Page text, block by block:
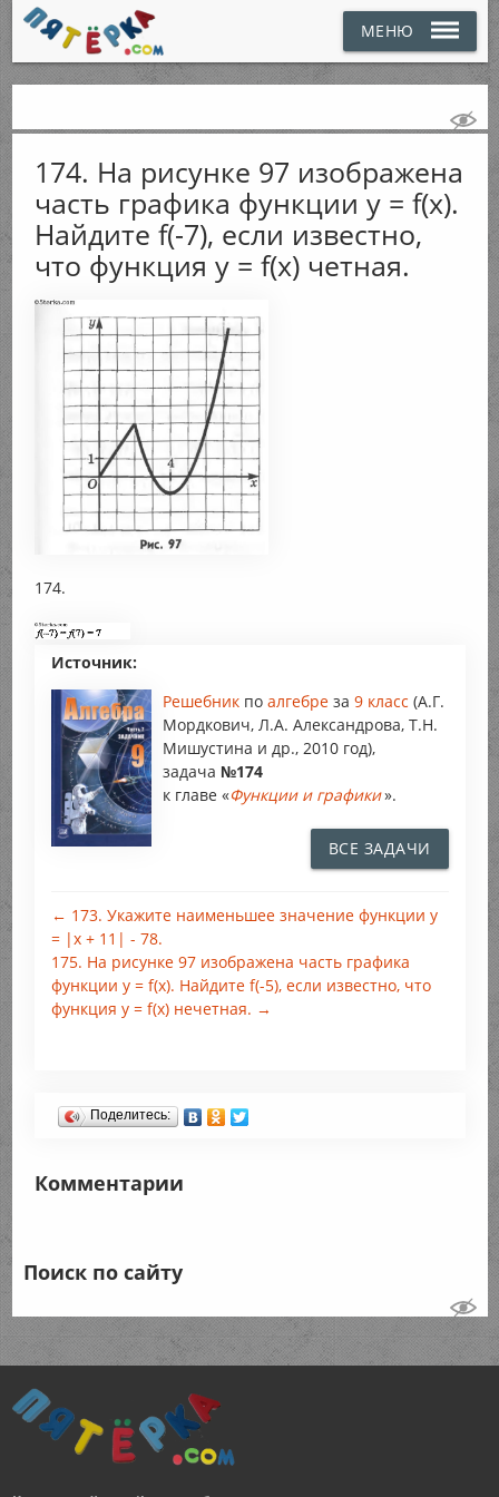
МЕНЮ
174. На рисунке 97 изображена
часть графика функции у = f(x).
Найдите f(-7), если известно,
что функция у = f(x) четная.
174.
Источник:
Решебник по алгебре за 9 класс (А.Г.
Мордкович, Л.А. Александрова, Т.Н.
Мишустина и др., 2010 год),
задача №174
к главе «Функции и графики».
ВСЕ ЗАДАЧИ
← 173. Укажите наименьшее значение функции у
= |х + 11| - 78.
175. На рисунке 97 изображена часть графика
функции у = f(x). Найдите f(-5), если известно, что
функция у = f(x) нечетная. →
Поделитесь:
Комментарии
Поиск по сайту